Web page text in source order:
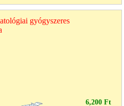
gyógyszeres
6,200 Ft